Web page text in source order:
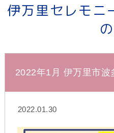
伊万里セレモニ
2022年1月 伊万里市
2022.01.30